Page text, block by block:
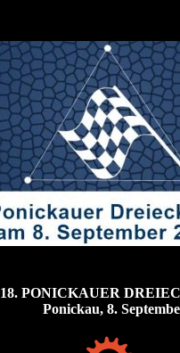
18. PONICKAUER
Ponickau, 8.